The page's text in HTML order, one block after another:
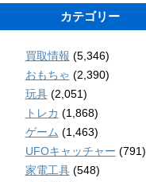
カテゴリー
買取情報 (5,346)
おもちゃ (2,390)
玩具(2,051)
トレカ (1,868)
ゲーム (1,463)
UFOキャッチャー (791)
家電工具(548)